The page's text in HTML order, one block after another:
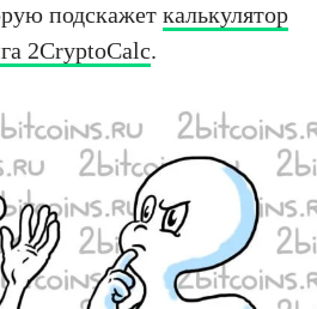
подскажет калькулятор
2CryptoCalc.